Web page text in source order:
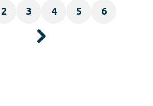
2 3 4 5 6